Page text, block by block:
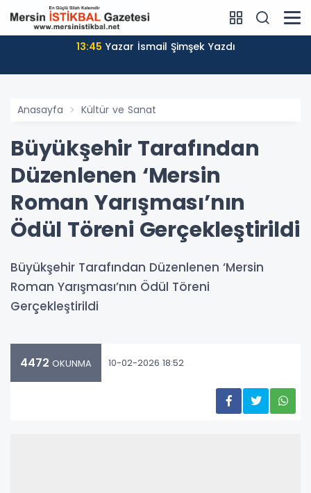
13:45 Yazar İsmail Şimşek Yazdı
Anasayfa Kültür ve Sanat
Büyükşehir Tarafından
Düzenlenen ‘Mersin
Roman Yarışması’nın
Ödül Töreni Gerçekleştirildi
Büyükşehir Tarafından Düzenlenen ‘Mersin
Roman Yarışması’nın Ödül Töreni
Gerçekleştirildi
4472 OKUNMA 10-02-2026 18:52